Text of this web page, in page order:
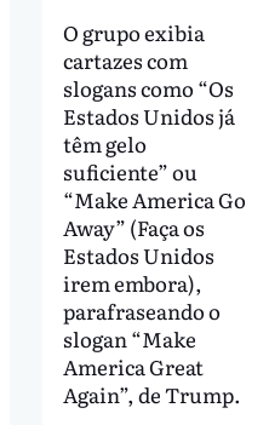
O grupo exibia
cartazes com
slogans como “Os
Estados Unidos já
têm gelo
suficiente” ou
“Make America Go
Away” (Faça os
Estados Unidos
irem embora),
parafraseando o
slogan “Make
America Great
Again”, de Trump.